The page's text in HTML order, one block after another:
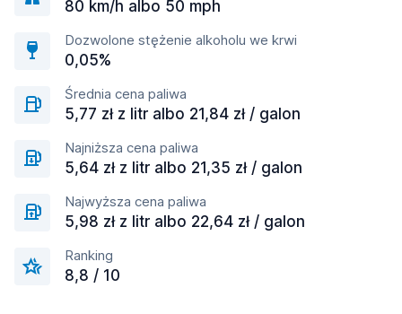
80 km/h albo 50 mph
Dozwolone stężenie alkoholu we krwi
0,05%
Średnia cena paliwa
5,77 zł z litr albo 21,84 zł / galon
Najniższa cena paliwa
5,64 zł z litr albo 21,35 zł / galon
Najwyższa cena paliwa
5,98 zł z litr albo 22,64 zł / galon
Ranking
8,8 / 10